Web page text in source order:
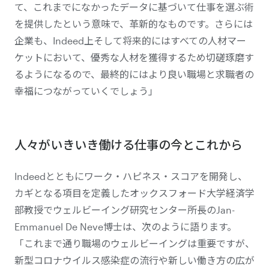
て、これまでになかったデータに基づいて仕事を選ぶ術
を提供したという意味で、革新的なものです。さらには
企業も、Indeed上そして将来的にはすべての人材マー
ケットにおいて、優秀な人材を獲得するため切磋琢磨す
るようになるので、最終的にはより良い職場と求職者の
幸福につながっていくでしょう」
人々がいきいき働ける仕事の今とこれから
Indeedとともにワーク・ハピネス・スコアを開発し、
カギとなる項目を定義したオックスフォード大学経済学
部教授でウェルビーイング研究センター所長のJan-
Emmanuel De Neve博士は、次のように語ります。
「これまで通り職場のウェルビーイングは重要ですが、
新型コロナウイルス感染症の流行や新しい働き方の広が